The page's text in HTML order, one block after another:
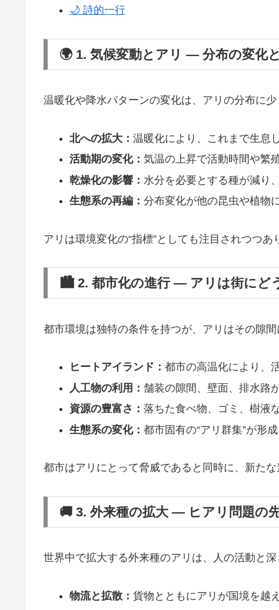
🌙 詩的一行
🌍 1. 気候変動とアリ ― 分布の変化
温暖化や降水パターンの変化は、アリの分布に少
北への拡大： 温暖化により、これまで生息
活動期の変化： 気温の上昇で活動時間や繁
乾燥化の影響： 水分を必要とする種が減り
生態系の再編： 分布変化が他の昆虫や植物
アリは環境変化の“指標”としても注目されつつあ
🏙️ 2. 都市化の進行 ― アリは街にど
都市環境は独特の条件を持つが、アリはその隙間
ヒートアイランド： 都市の高温化により、
人工物の利用： 舗装の隙間、壁面、排水路
資源の豊富さ： 落ちた食べ物、ゴミ、樹液
生態系の変化： 都市固有の“アリ群集”が形
都市はアリにとって脅威であると同時に、新たな
🚚 3. 外来種の拡大 ― ヒアリ問題の
世界中で拡大する外来種のアリは、人の活動と深
物流と拡散： 貨物とともにアリが国境を越